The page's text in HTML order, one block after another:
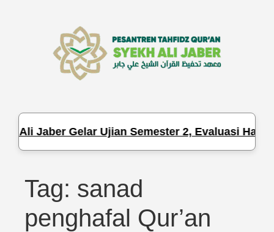
Ali Jaber Gelar Ujian Semester 2, Evaluasi
Tag: sanad
penghafal Qur’an